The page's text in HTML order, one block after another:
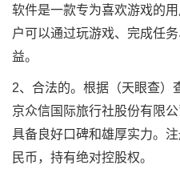
软件是一款专为喜欢游戏的
户可以通过玩游戏、完成任
益。
2、合法的。根据（天眼查）
京众信国际旅行社股份有限
具备良好口碑和雄厚实力。
民币，持有绝对控股权。